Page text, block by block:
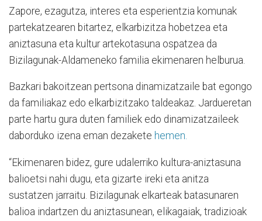
Zapore, ezagutza, interes eta esperientzia komunak
partekatzearen bitartez, elkarbizitza hobetzea eta
aniztasuna eta kultur artekotasuna ospatzea da
Bizilagunak-Aldameneko familia ekimenaren helburua.
Bazkari bakoitzean pertsona dinamizatzaile bat egongo
da familiakaz edo elkarbizitzako taldeakaz. Jardueretan
parte hartu gura duten familiek edo dinamizatzaileek
daborduko izena eman dezakete hemen.
“Ekimenaren bidez, gure udalerriko kultura-aniztasuna
balioetsi nahi dugu, eta gizarte ireki eta anitza
sustatzen jarraitu. Bizilagunak elkarteak batasunaren
balioa indartzen du aniztasunean, elikagaiak, tradizioak